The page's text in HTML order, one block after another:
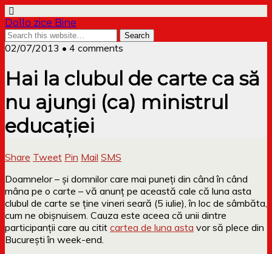
Dollo zice Bine
02/07/2013 • 4 comments
Hai la clubul de carte ca să
nu ajungi (ca) ministrul
educației
Share Tweet Pin Mail SMS
Doamnelor – și domnilor care mai puneți din când în când
mâna pe o carte – vă anunț pe această cale că luna asta
clubul de carte se ține vineri seară (5 iulie), în loc de sâmbăta,
cum ne obișnuisem. Cauza este aceea că unii dintre
participanții care au citit cartea de luna asta vor să plece din
București în week-end.